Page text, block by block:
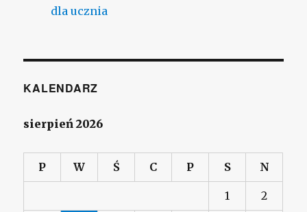
dla ucznia
KALENDARZ
sierpień 2026
P W Ś C P S N
1 2